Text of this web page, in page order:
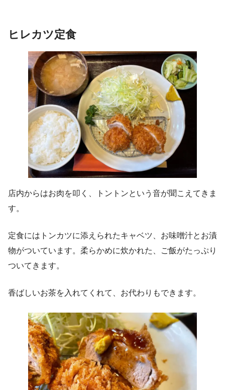
ヒレカツ定食
店内からはお肉を叩く、トントンという音が聞こえてきま
す。
定食にはトンカツに添えられたキャベツ、お味噌汁とお漬
物がついています。柔らかめに炊かれた、ご飯がたっぷり
ついてきます。
香ばしいお茶を入れてくれて、お代わりもできます。